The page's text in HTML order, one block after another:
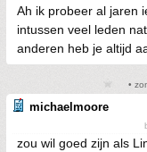
Ah ik probeer al jaren
intussen veel leden
anderen heb je altijd
•
michaelmoore
zou wil goed zijn als